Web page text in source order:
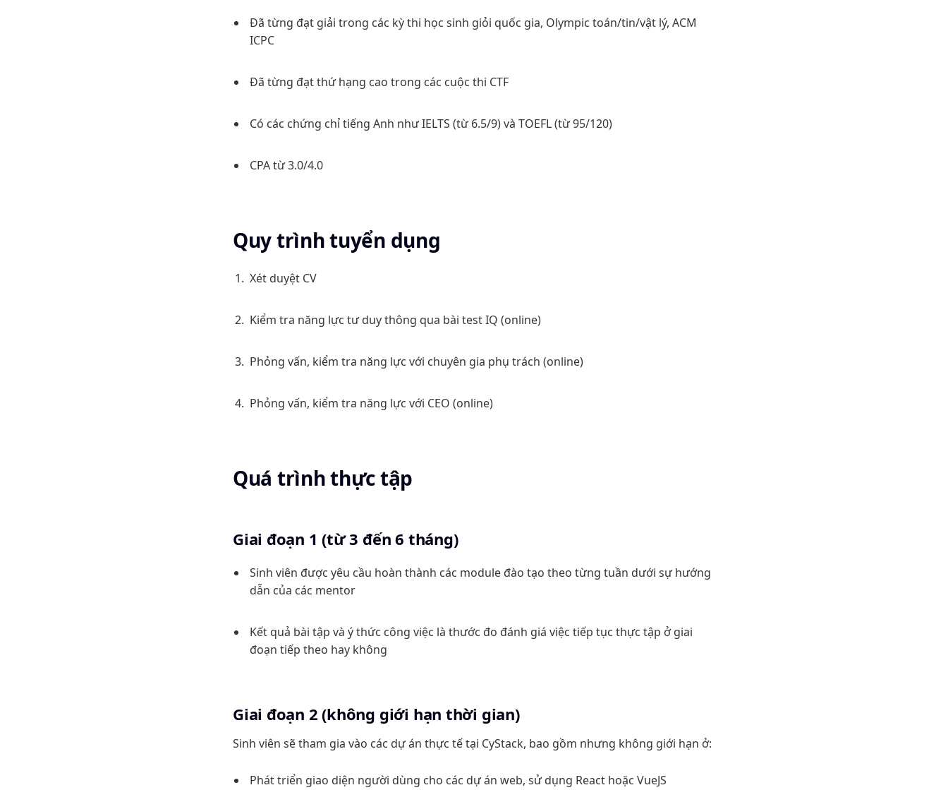
Đã từng đạt giải trong các kỳ thi học sinh giỏi quốc gia, Olympic toán/tin/vật lý, ACM
ICPC
Đã từng đạt thứ hạng cao trong các cuộc thi CTF
Có các chứng chỉ tiếng Anh như IELTS (từ 6.5/9) và TOEFL (từ 95/120)
CPA từ 3.0/4.0
Quy trình tuyển dụng
Xét duyệt CV
Kiểm tra năng lực tư duy thông qua bài test IQ (online)
Phỏng vấn, kiểm tra năng lực với chuyên gia phụ trách (online)
Phỏng vấn, kiểm tra năng lực với CEO (online)
Quá trình thực tập
Giai đoạn 1 (từ 3 đến 6 tháng)
Sinh viên được yêu cầu hoàn thành các module đào tạo theo từng tuần dưới sự hướng
dẫn của các mentor
Kết quả bài tập và ý thức công việc là thước đo đánh giá việc tiếp tục thực tập ở giai
đoạn tiếp theo hay không
Giai đoạn 2 (không giới hạn thời gian)
Sinh viên sẽ tham gia vào các dự án thực tế tại CyStack, bao gồm nhưng không giới hạn ở:
Phát triển giao diện người dùng cho các dự án web, sử dụng React hoặc VueJS